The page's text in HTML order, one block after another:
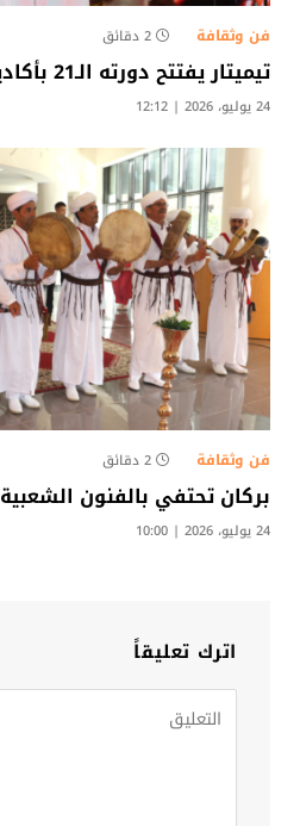
فن وثقافة 2 دقائق
تيميتار يفتتح دورته الـ21 بأكادير
24 يوليو، 2026 | 12:12
فن وثقافة 2 دقائق
بركان تحتفي بالفنون الشعبية
24 يوليو، 2026 | 10:00
اترك تعليقاً